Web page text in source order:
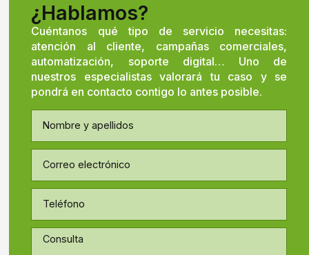
¿Hablamos?
Cuéntanos qué tipo de servicio necesitas:
atención al cliente, campañas comerciales,
automatización, soporte digital… Uno de
nuestros especialistas valorará tu caso y se
pondrá en contacto contigo lo antes posible.